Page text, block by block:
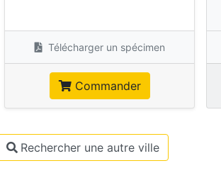
Télécharger un spécimen
Commander
Rechercher une autre ville